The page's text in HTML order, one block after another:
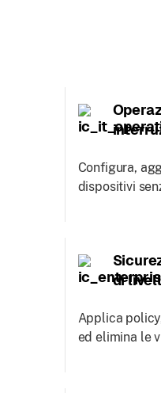
Configura,
dispositivi
di
Applica
ed elimina le